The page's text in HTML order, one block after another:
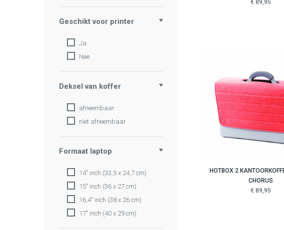
Geschikt voor printer
Ja
Nee
Deksel van koffer
afneembaar
niet afneembaar
Formaat laptop
14" inch (33,5 x 24,7 cm)
15" inch (36 x 27 cm)
16,4" inch (38 x 26 cm)
17" inch (40 x 29 cm)
€ 89,95
HOTBOX 2
CHORUS
€ 89,95